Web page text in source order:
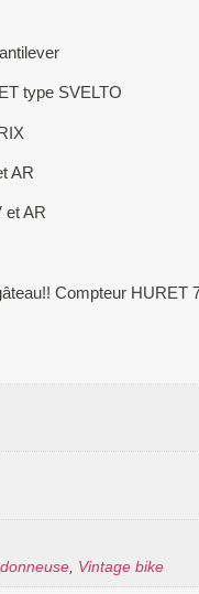
type SVELTO
AR
et AR
Compteur HURET
, Vintage bike